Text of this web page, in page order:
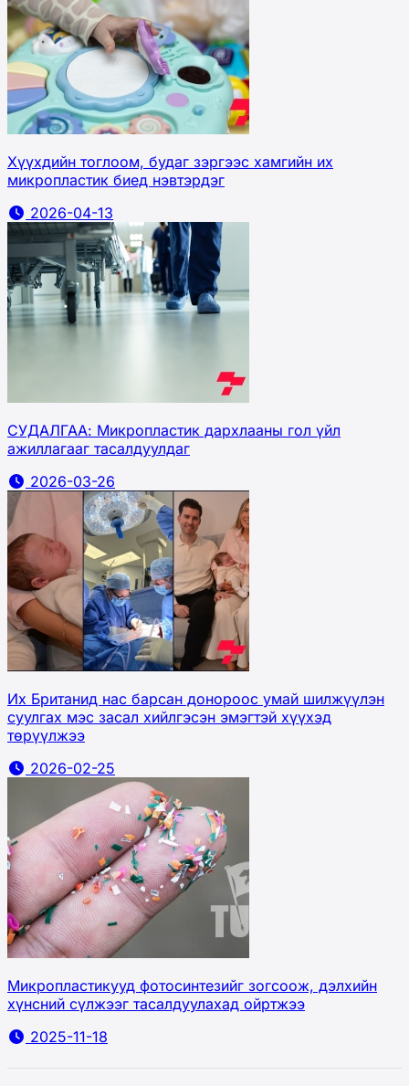
Хүүхдийн тоглоом, будаг зэргээс хамгийн их
микропластик биед нэвтэрдэг
2026-04-13
СУДАЛГАА: Микропластик дархлааны гол үйл
ажиллагааг тасалдуулдаг
2026-03-26
Их Британид нас барсан донороос умай шилжүүлэн
суулгах мэс засал хийлгэсэн эмэгтэй хүүхэд
төрүүлжээ
2026-02-25
Микропластикууд фотосинтезийг зогсоож, дэлхийн
хүнсний сүлжээг тасалдуулахад ойртжээ
2025-11-18